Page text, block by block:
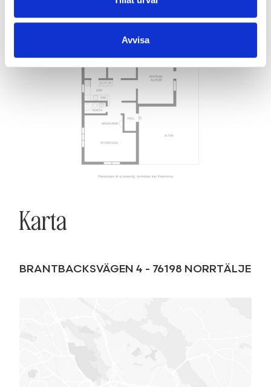
Avvisa
Karta
BRANTBACKSVÄGEN 4 - 76198 NORRTÄLJE